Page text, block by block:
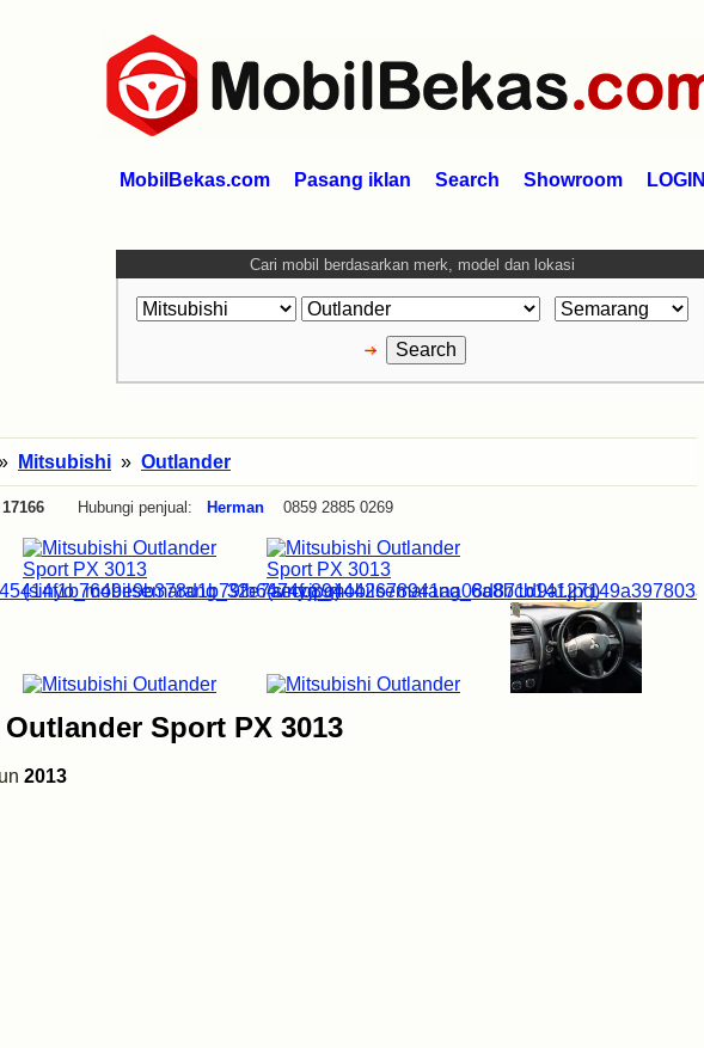
MobilBekas.com Pasang iklan Search Showroom LOGIN
Cari mobil berdasarkan merk, model dan lokasi
Mitsubishi » Outlander
17166 Hubungi penjual: Herman 0859 2885 0269
Sport PX 3013
2013